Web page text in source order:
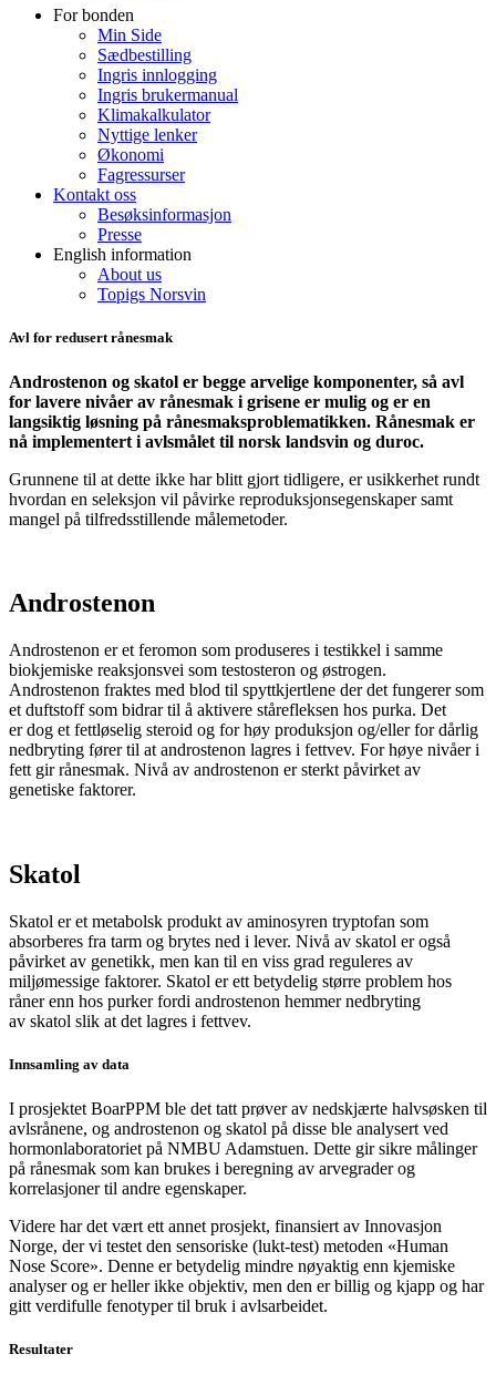
For bonden
Min Side
Sædbestilling
Ingris innlogging
Ingris brukermanual
Klimakalkulator
Nyttige lenker
Økonomi
Fagressurser
Kontakt oss
Besøksinformasjon
Presse
English information
About us
Topigs Norsvin
Avl for redusert rånesmak
Androstenon og skatol er begge arvelige komponenter, så avl
for lavere nivåer av rånesmak i grisene er mulig og er en
langsiktig løsning på rånesmaksproblematikken. Rånesmak er
nå implementert i avlsmålet til norsk landsvin og duroc.
Grunnene til at dette ikke har blitt gjort tidligere, er usikkerhet rundt
hvordan en seleksjon vil påvirke reproduksjonsegenskaper samt
mangel på tilfredsstillende målemetoder.
Androstenon
Androstenon er et feromon som produseres i testikkel i samme
biokjemiske reaksjonsvei som testosteron og østrogen.
Androstenon fraktes med blod til spyttkjertlene der det fungerer som
et duftstoff som bidrar til å aktivere stårefleksen hos purka. Det
er dog et fettløselig steroid og for høy produksjon og/eller for dårlig
nedbryting fører til at androstenon lagres i fettvev. For høye nivåer i
fett gir rånesmak. Nivå av androstenon er sterkt påvirket av
genetiske faktorer.
Skatol
Skatol er et metabolsk produkt av aminosyren tryptofan som
absorberes fra tarm og brytes ned i lever. Nivå av skatol er også
påvirket av genetikk, men kan til en viss grad reguleres av
miljømessige faktorer. Skatol er ett betydelig større problem hos
råner enn hos purker fordi androstenon hemmer nedbryting
av skatol slik at det lagres i fettvev.
Innsamling av data
I prosjektet BoarPPM ble det tatt prøver av nedskjærte halvsøsken til
avlsrånene, og androstenon og skatol på disse ble analysert ved
hormonlaboratoriet på NMBU Adamstuen. Dette gir sikre målinger
på rånesmak som kan brukes i beregning av arvegrader og
korrelasjoner til andre egenskaper.
Videre har det vært ett annet prosjekt, finansiert av Innovasjon
Norge, der vi testet den sensoriske (lukt-test) metoden «Human
Nose Score». Denne er betydelig mindre nøyaktig enn kjemiske
analyser og er heller ikke objektiv, men den er billig og kjapp og har
gitt verdifulle fenotyper til bruk i avlsarbeidet.
Resultater